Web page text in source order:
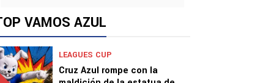
VAMOS AZUL
LEAGUES CUP
Cruz Azul rompe con la